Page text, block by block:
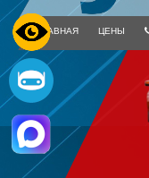
ГЛАВНАЯ ЦЕНЫ